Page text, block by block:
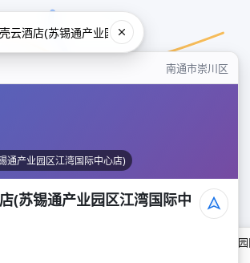
南通市崇川区
通产业园区江湾国际中心店)
(苏锡通产业园区江湾国际中
南通贝壳云酒店(苏锡通产业